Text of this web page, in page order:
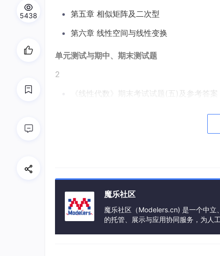
第五章 相似矩阵及二次型
第六章 线性空间与线性变换
单元测试与期中、期末测试题
2
《线性代数》期末考试试题(五)及参考答案
《线性代数》期末考试试题(四)及参考答案
《线性代数》期末考试试题(三)及参考答案
《线性代数》期末综合练习题(二)
《线性代数》专题综合练习及参考答案
魔乐社区
魔乐社区（Modelers.cn) 是一个中立
的托管、展示与应用协同服务，为人
5438